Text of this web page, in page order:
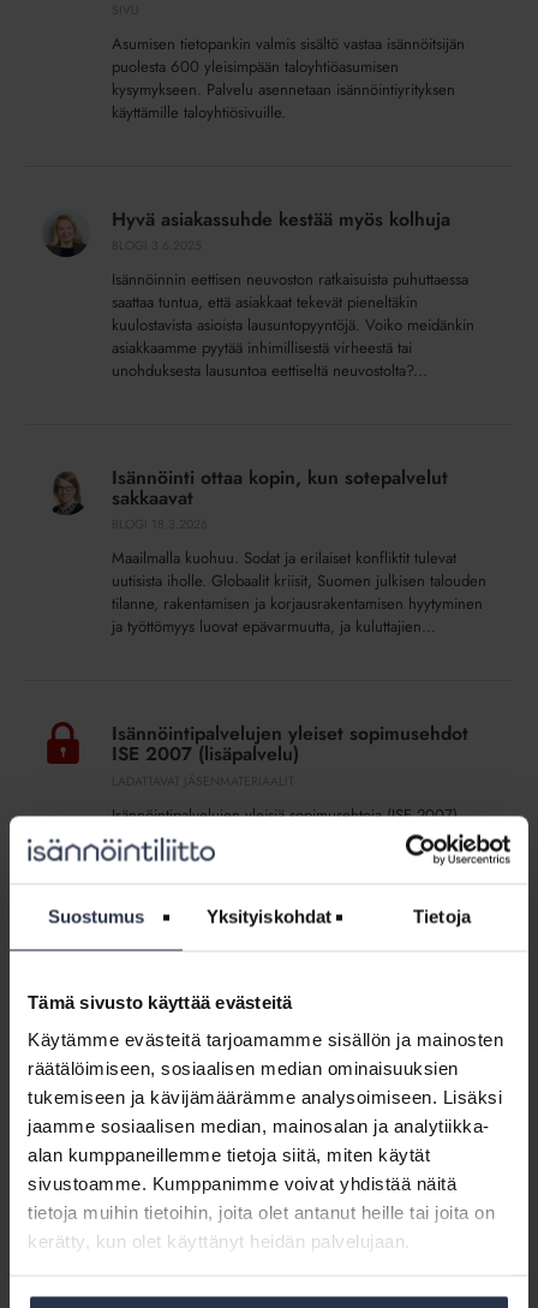
Suostumus Yksityiskohdat Tietoja
Tämä sivusto käyttää evästeitä
Käytämme evästeitä tarjoamamme sisällön ja mainosten
räätälöimiseen, sosiaalisen median ominaisuuksien
tukemiseen ja kävijämäärämme analysoimiseen. Lisäksi
jaamme sosiaalisen median, mainosalan ja analytiikka-
alan kumppaneillemme tietoja siitä, miten käytät
sivustoamme. Kumppanimme voivat yhdistää näitä
tietoja muihin tietoihin, joita olet antanut heille tai joita on
kerätty, kun olet käyttänyt heidän palvelujaan.
Asumisen tietopankin valmis sisältö vastaa isännöitsijän
puolesta 600 yleisimpään taloyhtiöasumisen
kysymykseen. Palvelu asennetaan isännöintiyrityksen
käyttämille taloyhtiösivuille.
kestää
myös
Hyvä asiakassuhde kestää myös kolhuja
Isännöinnin eettisen neuvoston ratkaisuista puhuttaessa
saattaa tuntua, että asiakkaat tekevät pieneltäkin
kuulostavista asioista lausuntopyyntöjä. Voiko meidänkin
asiakkaamme pyytää inhimillisestä virheestä tai
unohduksesta lausuntoa eettiseltä neuvostolta?...
kopin,
Isännöinti ottaa kopin, kun sotepalvelut
sakkaavat
Maailmalla kuohuu. Sodat ja erilaiset konfliktit tulevat
uutisista iholle. Globaalit kriisit, Suomen julkisen talouden
tilanne, rakentamisen ja korjausrakentamisen hyytyminen
ja työttömyys luovat epävarmuutta, ja kuluttajien...
yleiset
sopimusehdotIsännöintipalvelujen yleiset sopimusehdot
ISE 2007 (lisäpalvelu)
Isännöintipalvelujen yleisiä sopimusehtoja (ISE 2007)
noudatetaan isännöintipalveluista tai muista vastaavista
kiinteistöjohtamista koskevista palveluista tehdyissä
Sisältö:
ISE 2007
valinta
Isännöintiyrityksen valinta
SIVU
Miten valita omalle taloyhtiölle sopiva isännöintiyritys?
Isännöintiyrityksen valintaan vaikuttavat esimerkiksi
taloyhtiön tavoitteet, tarpeet, koko, kunto ja taloudellinen
tilanne.
Jäsenohje:
Jäsenohje: Näin johdat taloyhtiötä,